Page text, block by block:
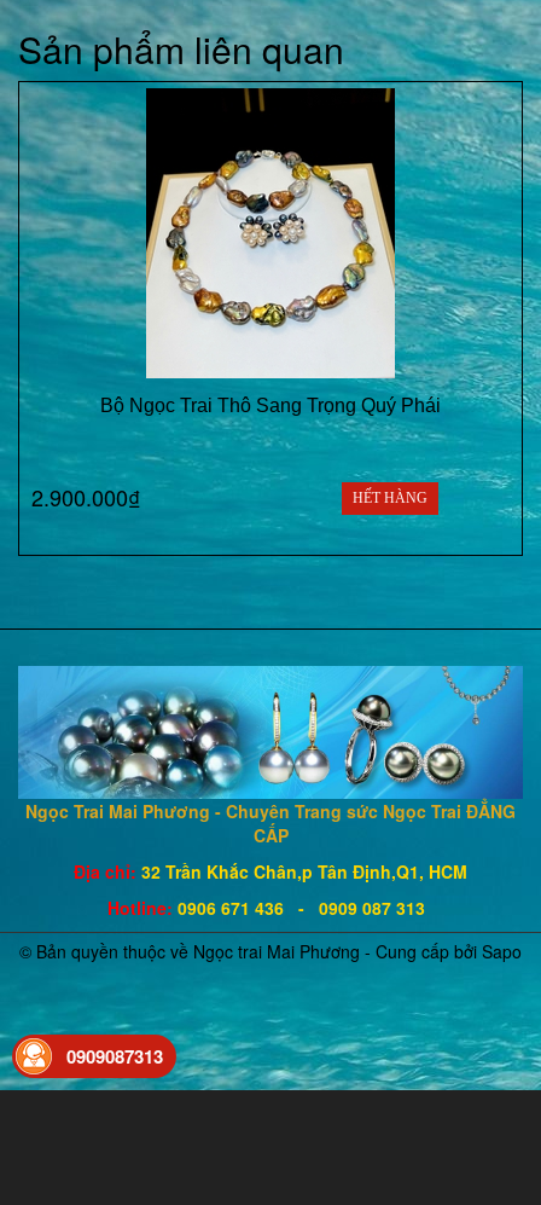
Sản phẩm liên quan
Bộ Ngọc Trai Thô Sang Trọng Quý Phái
2.900.000₫ HẾT HÀNG
Ngọc Trai Mai Phương - Chuyên Trang sức Ngọc Trai ĐẲNG
CẤP
Địa chỉ: 32 Trần Khắc Chân,p Tân Định,Q1, HCM
Hotline: 0906 671 436 - 0909 087 313
© Bản quyền thuộc về Ngọc trai Mai Phương - Cung cấp bởi Sapo
0909087313